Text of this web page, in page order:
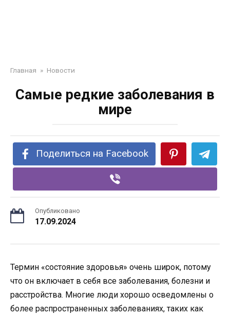
Главная » Новости
Самые редкие заболевания в
мире
Поделиться на Facebook
Опубликовано
17.09.2024
Термин «состояние здоровья» очень широк, потому
что он включает в себя все заболевания, болезни и
расстройства. Многие люди хорошо осведомлены о
более распространенных заболеваниях, таких как